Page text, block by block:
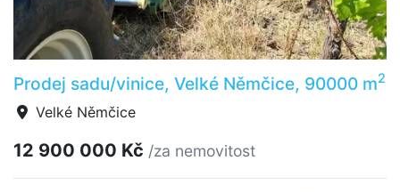
Prodej sadu/vinice, Velké Němčice, 90000 m2
Velké Němčice
12 900 000 Kč /za nemovitost